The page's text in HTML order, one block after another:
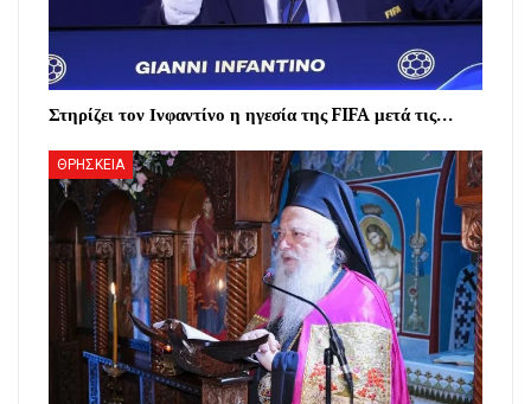
Στηρίζει τον Ινφαντίνο η ηγεσία της FIFA μετά τις…
ΘΡΗΣΚΕΙΑ